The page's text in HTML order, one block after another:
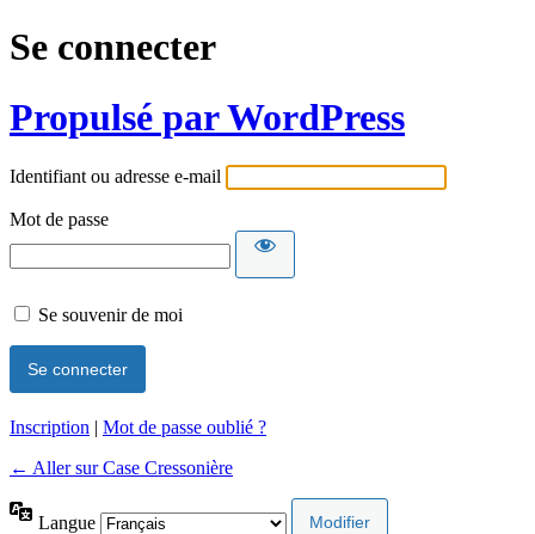
Se connecter
Propulsé par WordPress
Identifiant ou adresse e-mail
Mot de passe
Se souvenir de moi
Inscription | Mot de passe oublié ?
← Aller sur Case Cressonière
Langue